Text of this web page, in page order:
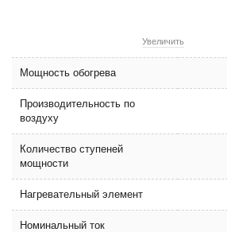
Увеличить
Мощность обогрева
Производительность по
воздуху
Количество ступеней
мощности
Нагревательный элемент
Номинальный ток